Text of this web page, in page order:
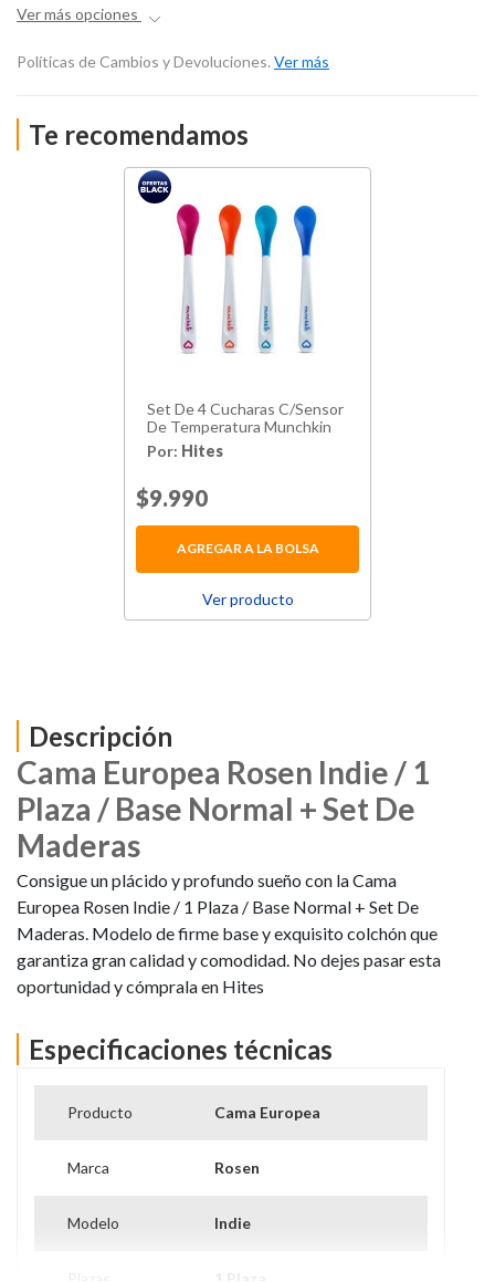
Ver más opciones
Políticas de Cambios y Devoluciones. Ver más
Te recomendamos
Set De 4 Cucharas C/Sensor
De Temperatura Munchkin
Por: Hites
Price reduced from
$9.990
AGREGAR A LA BOLSA
Ver producto
Descripción
Cama Europea Rosen Indie / 1
Plaza / Base Normal + Set De
Maderas
Consigue un plácido y profundo sueño con la Cama
Europea Rosen Indie / 1 Plaza / Base Normal + Set De
Maderas. Modelo de firme base y exquisito colchón que
garantiza gran calidad y comodidad. No dejes pasar esta
oportunidad y cómprala en Hites
Especificaciones técnicas
Producto Cama Europea
Marca Rosen
Modelo Indie